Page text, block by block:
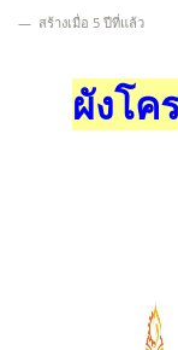
สร้างเมื่อ 5 ปีที่แล้ว
ผังโค